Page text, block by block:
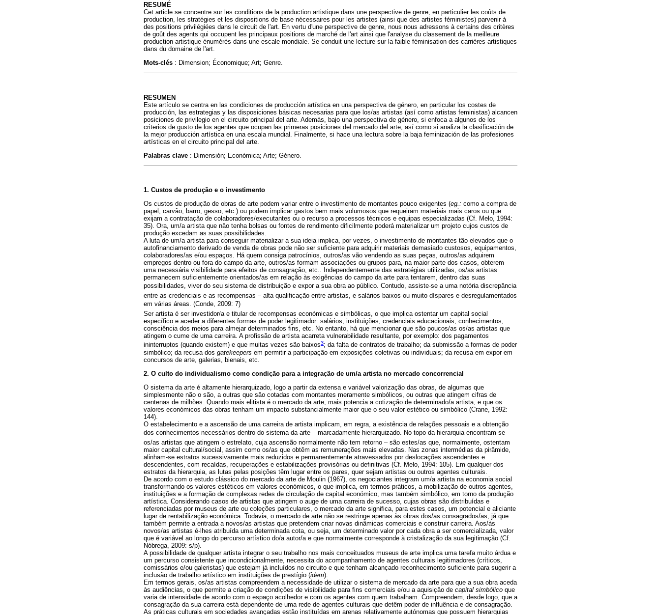
RESUMÉ
Cet article se concentre sur les conditions de la production artistique dans une perspective de genre, en particulier les coûts de
production, les stratégies et les dispositions de base nécessaires pour les artistes (ainsi que des artistes féministes) parvenir à
des positions privilégiées dans le circuit de l'art. En vertu d'une perspective de genre, nous nous adressons à certains des critères
de goût des agents qui occupent les principaux positions de marché de l'art ainsi que l'analyse du classement de la meilleure
production artistique énumérés dans une escale mondiale. Se conduit une lecture sur la faible féminisation des carrières artistiques
dans du domaine de l'art.
Mots-clés : Dimension; Économique; Art; Genre.
RESUMEN
Este artículo se centra en las condiciones de producción artística en una perspectiva de género, en particular los costes de
producción, las estrategias y las disposiciones básicas necesarias para que los/as artistas (así como artistas feministas) alcancen
posiciones de privilegio en el circuito principal del arte. Además, bajo una perspectiva de género, si enfoca a algunos de los
criterios de gusto de los agentes que ocupan las primeras posiciones del mercado del arte, así como si analiza la clasificación de
la mejor producción artística en una escala mundial. Finalmente, si hace una lectura sobre la baja feminización de las profesiones
artísticas en el circuito principal del arte.
Palabras clave : Dimensión; Económica; Arte; Género.
1. Custos de produção e o investimento
Os custos de produção de obras de arte podem variar entre o investimento de montantes pouco exigentes (eg.: como a compra de
papel, carvão, barro, gesso, etc.) ou podem implicar gastos bem mais volumosos que requeiram materiais mais caros ou que
exijam a contratação de colaboradores/executantes ou o recurso a processos técnicos e equipas especializadas (Cf. Melo, 1994:
35). Ora, um/a artista que não tenha bolsas ou fontes de rendimento dificilmente poderá materializar um projeto cujos custos de
produção excedam as suas possibilidades.
A luta de um/a artista para conseguir materializar a sua ideia implica, por vezes, o investimento de montantes tão elevados que o
autofinanciamento derivado de venda de obras pode não ser suficiente para adquirir materiais demasiado custosos, equipamentos,
colaboradores/as e/ou espaços. Há quem consiga patrocínios, outros/as vão vendendo as suas peças, outros/as adquirem
empregos dentro ou fora do campo da arte, outros/as formam associações ou grupos para, na maior parte dos casos, obterem
uma necessária visibilidade para efeitos de consagração, etc.. Independentemente das estratégias utilizadas, os/as artistas
permanecem suficientemente orientados/as em relação às exigências do campo da arte para tentarem, dentro das suas
possibilidades, viver do seu sistema de distribuição e expor a sua obra ao público. Contudo, assiste-se a uma notória discrepância
entre as credenciais e as recompensas – alta qualificação entre artistas, e salários baixos ou muito díspares e desregulamentados
em várias áreas. (Conde, 2009: 7)
Ser artista é ser investidor/a e titular de recompensas económicas e simbólicas, o que implica ostentar um capital social
específico e aceder a diferentes formas de poder legitimador: salários, instituições, credenciais educacionais, conhecimentos,
consciência dos meios para almejar determinados fins, etc. No entanto, há que mencionar que são poucos/as os/as artistas que
atingem o cume de uma carreira. A profissão de artista acarreta vulnerabilidade resultante, por exemplo: dos pagamentos
ininterruptos (quando existem) e que muitas vezes são baixos3; da falta de contratos de trabalho; da submissão a formas de poder
simbólico; da recusa dos gatekeepers em permitir a participação em exposições coletivas ou individuais; da recusa em expor em
concursos de arte, galerias, bienais, etc.
2. O culto do individualismo como condição para a integração de um/a artista no mercado concorrencial
O sistema da arte é altamente hierarquizado, logo a partir da extensa e variável valorização das obras, de algumas que
simplesmente não o são, a outras que são cotadas com montantes meramente simbólicos, ou outras que atingem cifras de
centenas de milhões. Quando mais elitista é o mercado da arte, mais potencia a cotização de determinado/a artista, e que os
valores económicos das obras tenham um impacto substancialmente maior que o seu valor estético ou simbólico (Crane, 1992:
144).
O estabelecimento e a ascensão de uma carreira de artista implicam, em regra, a existência de relações pessoais e a obtenção
dos conhecimentos necessários dentro do sistema da arte – marcadamente hierarquizado. No topo da hierarquia encontram-se
os/as artistas que atingem o estrelato, cuja ascensão normalmente não tem retorno – são estes/as que, normalmente, ostentam
maior capital cultural/social, assim como os/as que obtêm as remunerações mais elevadas. Nas zonas intermédias da pirâmide,
alinham-se estratos sucessivamente mais reduzidos e permanentemente atravessados por deslocações ascendentes e
descendentes, com recaídas, recuperações e estabilizações provisórias ou definitivas (Cf. Melo, 1994: 105). Em qualquer dos
estratos da hierarquia, as lutas pelas posições têm lugar entre os pares, quer sejam artistas ou outros agentes culturais.
De acordo com o estudo clássico do mercado da arte de Moulin (1967), os negociantes integram um/a artista na economia social
transformando os valores estéticos em valores económicos, o que implica, em termos práticos, a mobilização de outros agentes,
instituições e a formação de complexas redes de circulação de capital económico, mas também simbólico, em torno da produção
artística. Considerando casos de artistas que atingem o auge de uma carreira de sucesso, cujas obras são distribuídas e
referenciadas por museus de arte ou coleções particulares, o mercado da arte significa, para estes casos, um potencial e aliciante
lugar de rentabilização económica. Todavia, o mercado de arte não se restringe apenas às obras dos/as consagrados/as, já que
também permite a entrada a novos/as artistas que pretendem criar novas dinâmicas comerciais e construir carreira. Aos/às
novos/as artistas é-lhes atribuída uma determinada cota, ou seja, um determinado valor por cada obra a ser comercializada, valor
que é variável ao longo do percurso artístico do/a autor/a e que normalmente corresponde à cristalização da sua legitimação (Cf.
Nóbrega, 2009: s/p).
A possibilidade de qualquer artista integrar o seu trabalho nos mais conceituados museus de arte implica uma tarefa muito árdua e
um percurso consistente que incondicionalmente, necessita do acompanhamento de agentes culturais legitimadores (críticos,
comissários e/ou galeristas) que estejam já incluídos no circuito e que tenham alcançado reconhecimento suficiente para sugerir a
inclusão de trabalho artístico em instituições de prestígio (idem).
Em termos gerais, os/as artistas compreendem a necessidade de utilizar o sistema de mercado da arte para que a sua obra aceda
às audiências, o que permite a criação de condições de visibilidade para fins comerciais e/ou a aquisição de capital simbólico que
varia de intensidade de acordo com o espaço acolhedor e com os agentes com quem trabalham. Compreendem, desde logo, que a
consagração da sua carreira está dependente de uma rede de agentes culturais que detêm poder de influência e de consagração.
As práticas culturais em sociedades avançadas estão instituídas em arenas relativamente autónomas que possuem hierarquias